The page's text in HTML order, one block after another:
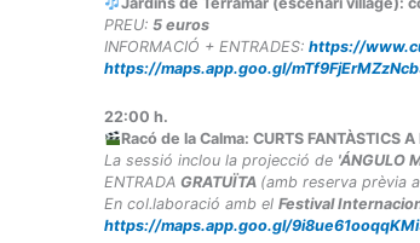
PREU: 5 euros
INFORMACIÓ + ENTRADES: https://
https://maps.app.goo.gl/
22:00 h.
Racó de la Calma: CURTS FANTÀSTICS
La sessió inclou la projecció de 'ÁNGULO
ENTRADA GRATUÏTA (amb reserva prèvia
En col.laboració amb el Festival
https://maps.app.goo.gl/